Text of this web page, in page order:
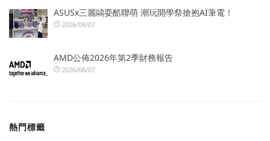
ASUSx三麗鷗耍酷聯萌 潮玩開學祭搶抱AI筆電！
2026/08/07
AMD公佈2026年第2季財務報告
2026/08/07
熱門標籤